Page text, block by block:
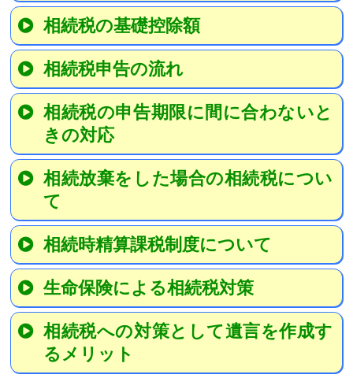
相続税の基礎控除額
相続税申告の流れ
相続税の申告期限に間に合わないと
きの対応
相続放棄をした場合の相続税につい
て
相続時精算課税制度について
生命保険による相続税対策
相続税への対策として遺言を作成す
るメリット